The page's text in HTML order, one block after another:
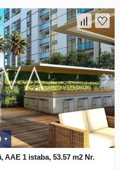
AAE 1 istaba, 53.57 m2 Nr.